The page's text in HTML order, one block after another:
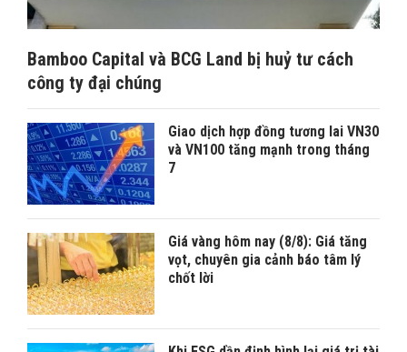
Bamboo Capital và BCG Land bị huỷ tư cách
công ty đại chúng
Giao dịch hợp đồng tương lai VN30
và VN100 tăng mạnh trong tháng
7
Giá vàng hôm nay (8/8): Giá tăng
vọt, chuyên gia cảnh báo tâm lý
chốt lời